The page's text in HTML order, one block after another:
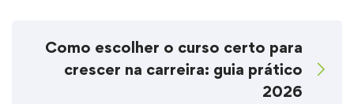
Como escolher o curso certo para
crescer na carreira: guia prático
2026